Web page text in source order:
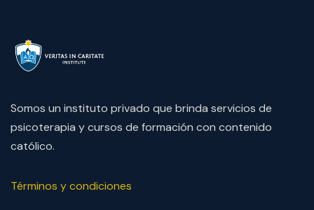
Somos un instituto privado que brinda servicios de
psicoterapia y cursos de formación con contenido
católico.
Términos y condiciones